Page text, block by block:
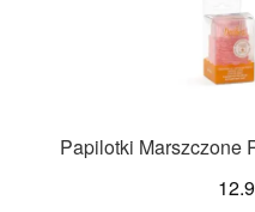
Papilotki Marszczone